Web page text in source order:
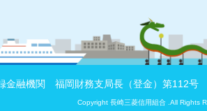
融機関 福岡財務支局長（登金）第112号
Copyright 長崎三菱信用組合 .All Rights